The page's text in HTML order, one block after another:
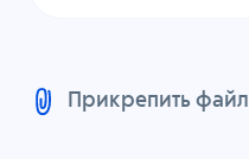
Прикрепить файл